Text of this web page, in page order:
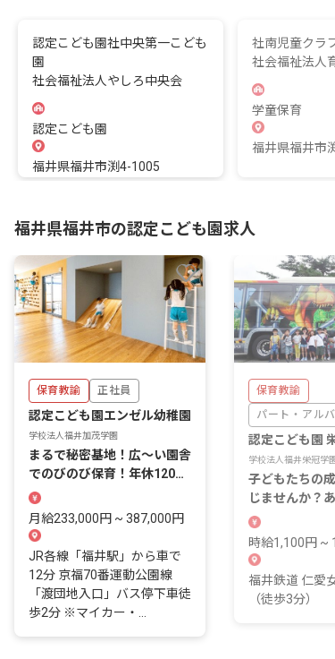
認定こども園社中央第一こども
園
社会福祉法人やしろ中央会
認定こども園
福井県福井市渕4-1005
社南児童クラ
社会福祉法人
学童保育
福井県福井市
福井県福井市の認定こども園求人
保育教諭 正社員
認定こども園エンゼル幼稚園
学校法人福井加茂学園
まるで秘密基地！広～い園舎
でのびのび保育！年休120
日・賞与＋臨時賞与
月給233,000円 ~ 387,000円
JR各線「福井駅」から車で
12分 京福70番運動公園線
「渡団地入口」バス停下車徒
歩2分 ※マイカー・...
保育教諭
パート・アルバ
認定こども園
学校法人福井栄冠学園
子どもたちの
じませんか？
手が未来を育み
時給1,100円 ~
福井鉄道 仁愛
（徒歩3分）